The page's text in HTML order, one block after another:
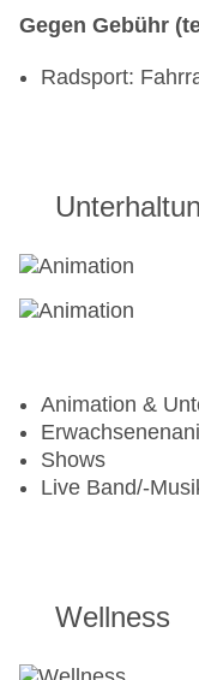
Gegen Gebühr
Radsport:
Animation &
Shows
Live Band/-
Wellness